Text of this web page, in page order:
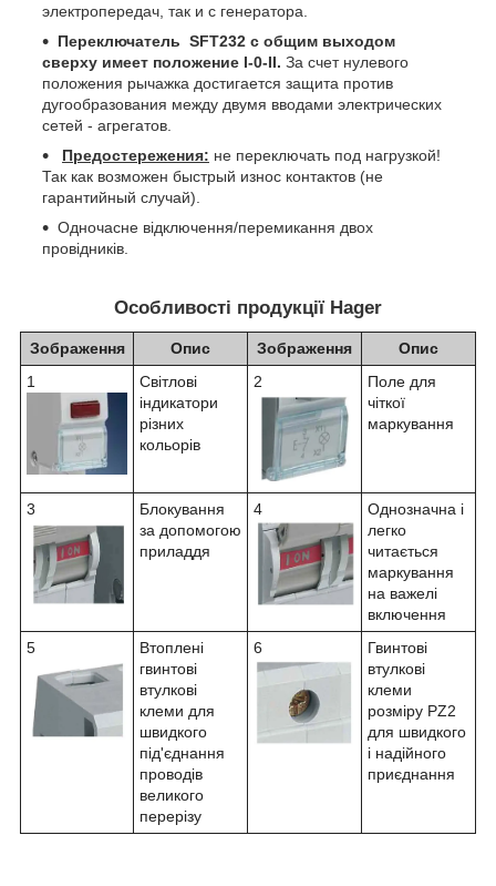
электропередач, так и с генератора.
Переключатель SFT232 с общим выходом
сверху имеет положение I-0-II. За счет нулевого
положения рычажка достигается защита против
дугообразования между двумя вводами электрических
сетей - агрегатов.
Предостережения: не переключать под нагрузкой!
Так как возможен быстрый износ контактов (не
гарантийный случай).
Одночасне відключення/перемикання двох
провідників.
Особливості продукції Hager
Зображення Опис Зображення
Опис
1
Світлові
індикатори
різних
кольорів
2
Поле для
чіткої
маркування
3
Блокування
за допомогою
приладдя
4
Однозначна і
легко
читається
маркування
на важелі
включення
5
Втоплені
гвинтові
втулкові
клеми для
швидкого
під'єднання
проводів
великого
перерізу
6
Гвинтові
втулкові
клеми
розміру PZ2
для швидкого
і надійного
приєднання